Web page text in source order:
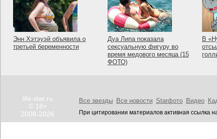
Энн Хэтэуэй объявила о
третьей беременности
Дуа Липа показала
сексуальную фигуру во
время медового месяца (15
ФОТО)
В
life-star.ru
© 18+
2008-2026
Все звезды Все новости Starфото Видео
При цитировании материалов активная ссылка